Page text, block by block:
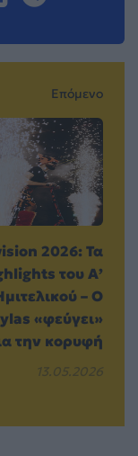
Επόμενο
2026: Τα
του Α’
– Ο
«φεύγει»
την κορυφή
13.05.2026